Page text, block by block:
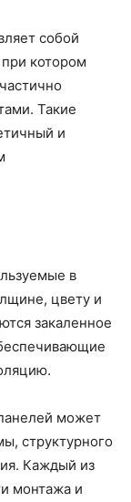
собой
котором
Такие
и
в
цвету и
закаленное
может
структурного
Каждый из
монтажа и